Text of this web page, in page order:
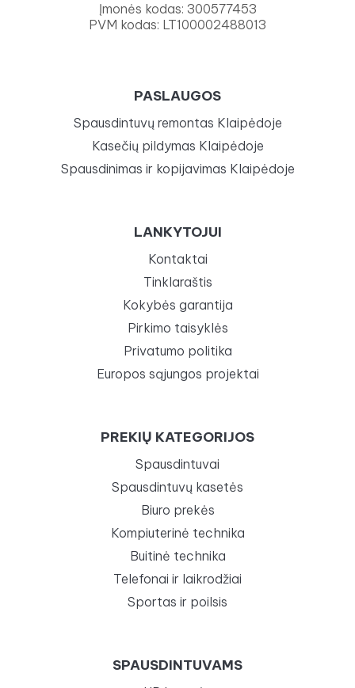
Įmonės kodas: 300577453
PVM kodas: LT100002488013
PASLAUGOS
Spausdintuvų remontas Klaipėdoje
Kasečių pildymas Klaipėdoje
Spausdinimas ir kopijavimas Klaipėdoje
LANKYTOJUI
Kontaktai
Tinklaraštis
Kokybės garantija
Pirkimo taisyklės
Privatumo politika
Europos sąjungos projektai
PREKIŲ KATEGORIJOS
Spausdintuvai
Spausdintuvų kasetės
Biuro prekės
Kompiuterinė technika
Buitinė technika
Telefonai ir laikrodžiai
Sportas ir poilsis
SPAUSDINTUVAMS